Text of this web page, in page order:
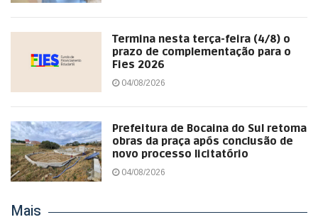
Termina nesta terça-feira (4/8) o
prazo de complementação para o
Fies 2026
04/08/2026
Prefeitura de Bocaina do Sul retoma
obras da praça após conclusão de
novo processo licitatório
04/08/2026
Mais